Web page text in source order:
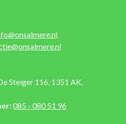
Steiger 116, 1351 AK,
085 - 080 51 96